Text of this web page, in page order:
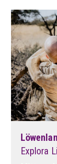
Explora